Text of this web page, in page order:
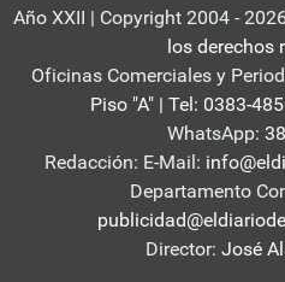
Año XXII | Copyright 2004 -
los derechos
Oficinas Comerciales y
Piso "A" | Tel: 0383-
WhatsApp:
Redacción: E-Mail:
Departamento
Director: José